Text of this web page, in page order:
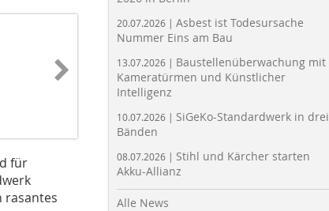
für
rasantes
20.07.2026 | Asbest ist Todesursache
Nummer Eins am Bau
13.07.2026 | Baustellenüberwachung mit
Kameratürmen und Künstlicher
Intelligenz
10.07.2026 | SiGeKo-Standardwerk in drei
Bänden
08.07.2026 | Stihl und Kärcher starten
Akku-Allianz
Alle News